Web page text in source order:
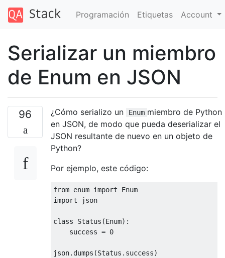
Programación Etiquetas Account
Serializar un miembro
de Enum en JSON
96 ¿Cómo serializo un Enum miembro de Python
en JSON, de modo que pueda deserializar el
JSON resultante de nuevo en un objeto de
Python?
Por ejemplo, este código:
from enum import
import json
class Status (Enum):
    success =
0